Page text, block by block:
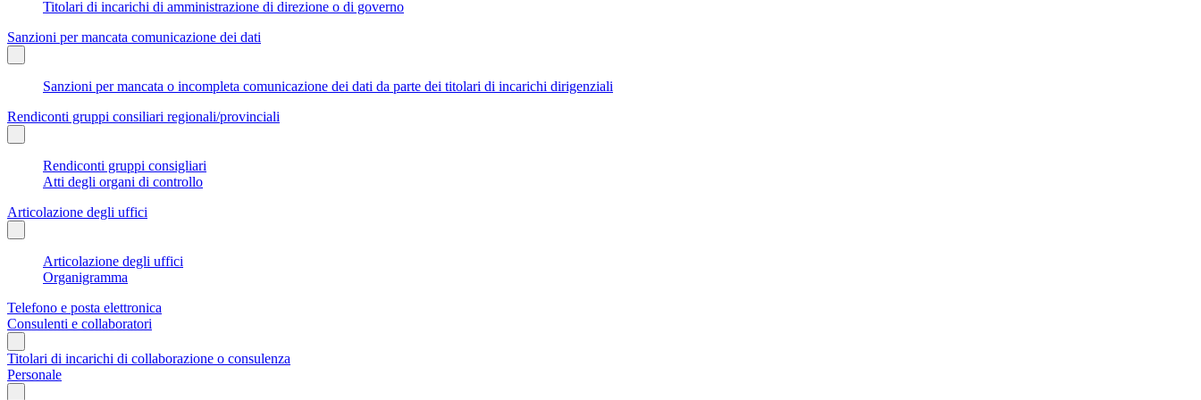
Titolari di incarichi di amministrazione di direzione o di governo
Sanzioni per mancata comunicazione dei dati
Sanzioni per mancata o incompleta comunicazione dei dati da parte dei titolari di incarichi dirigenziali
Rendiconti gruppi consiliari regionali/provinciali
Rendiconti gruppi consigliari
Atti degli organi di controllo
Articolazione degli uffici
Articolazione degli uffici
Organigramma
Telefono e posta elettronica
Consulenti e collaboratori
Titolari di incarichi di collaborazione o consulenza
Personale